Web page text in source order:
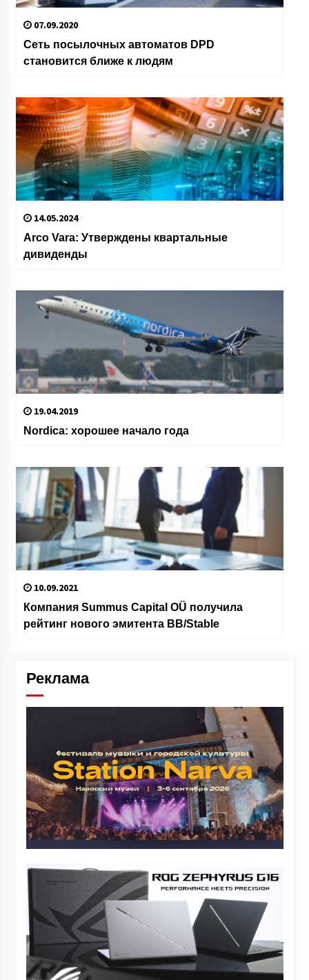
07.09.2020
Сеть посылочных автоматов DPD
становится ближе к людям
14.05.2024
Arco Vara: Утверждены квартальные
дивиденды
19.04.2019
Nordica: хорошее начало года
10.09.2021
Компания Summus Capital OÜ получила
рейтинг нового эмитента BB/Stable
Реклама